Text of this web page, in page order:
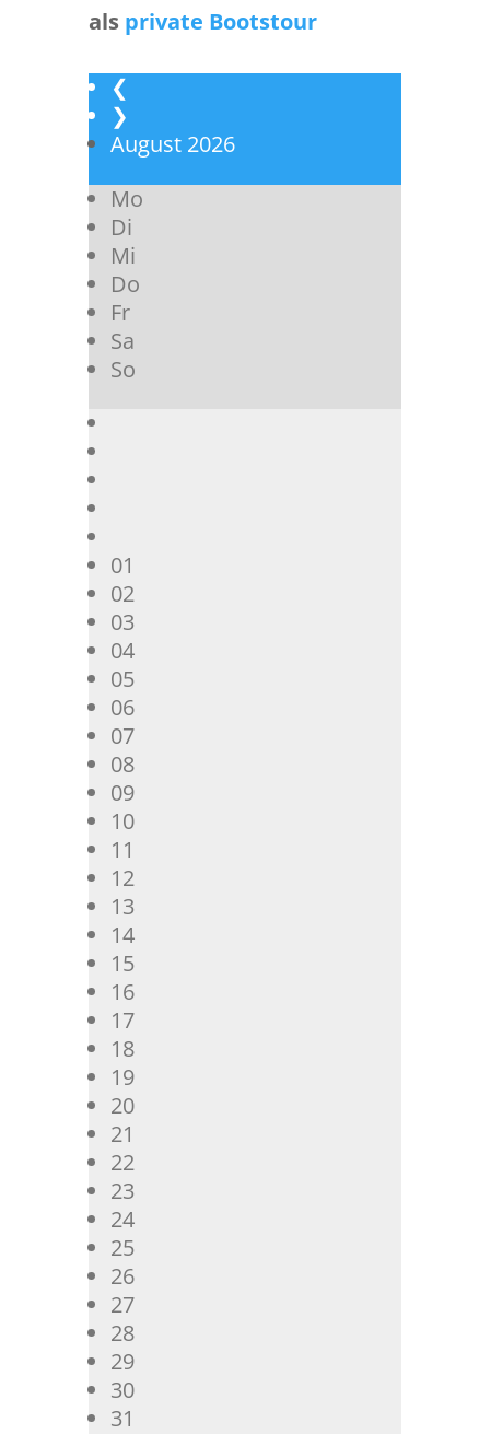
als private Bootstour
❮
❯
August 2026
Mo
Di
Mi
Do
Fr
Sa
So
01
02
03
04
05
06
07
08
09
10
11
12
13
14
15
16
17
18
19
20
21
22
23
24
25
26
27
28
29
30
31